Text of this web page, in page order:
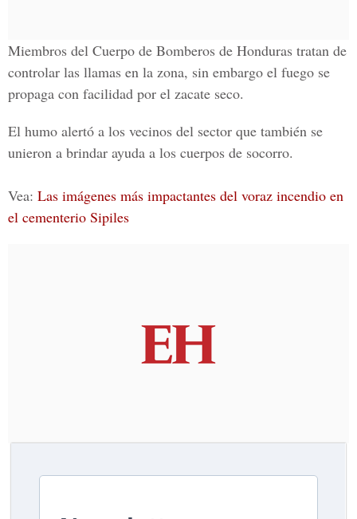
Miembros del Cuerpo de Bomberos de Honduras tratan de
controlar las llamas en la zona, sin embargo el fuego se
propaga con facilidad por el zacate seco.
El humo alertó a los vecinos del sector que también se
unieron a brindar ayuda a los cuerpos de socorro.
Vea: Las imágenes más impactantes del voraz incendio en
el cementerio Sipiles